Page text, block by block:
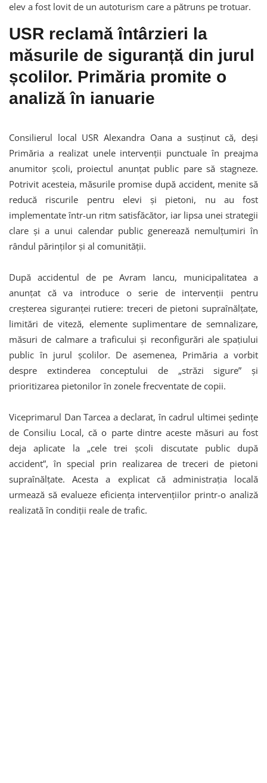
elev a fost lovit de un autoturism care a pătruns pe trotuar.
USR reclamă întârzieri la
măsurile de siguranță din jurul
școlilor. Primăria promite o
analiză în ianuarie
Consilierul local USR Alexandra Oana a susținut că, deși
Primăria a realizat unele intervenții punctuale în preajma
anumitor școli, proiectul anunțat public pare să stagneze.
Potrivit acesteia, măsurile promise după accident, menite să
reducă riscurile pentru elevi și pietoni, nu au fost
implementate într-un ritm satisfăcător, iar lipsa unei strategii
clare și a unui calendar public generează nemulțumiri în
rândul părinților și al comunității.
După accidentul de pe Avram Iancu, municipalitatea a
anunțat că va introduce o serie de intervenții pentru
creșterea siguranței rutiere: treceri de pietoni supraînălțate,
limitări de viteză, elemente suplimentare de semnalizare,
măsuri de calmare a traficului și reconfigurări ale spațiului
public în jurul școlilor. De asemenea, Primăria a vorbit
despre extinderea conceptului de „străzi sigure” și
prioritizarea pietonilor în zonele frecventate de copii.
Viceprimarul Dan Tarcea a declarat, în cadrul ultimei ședințe
de Consiliu Local, că o parte dintre aceste măsuri au fost
deja aplicate la „cele trei școli discutate public după
accident”, în special prin realizarea de treceri de pietoni
supraînălțate. Acesta a explicat că administrația locală
urmează să evalueze eficiența intervențiilor printr-o analiză
realizată în condiții reale de trafic.